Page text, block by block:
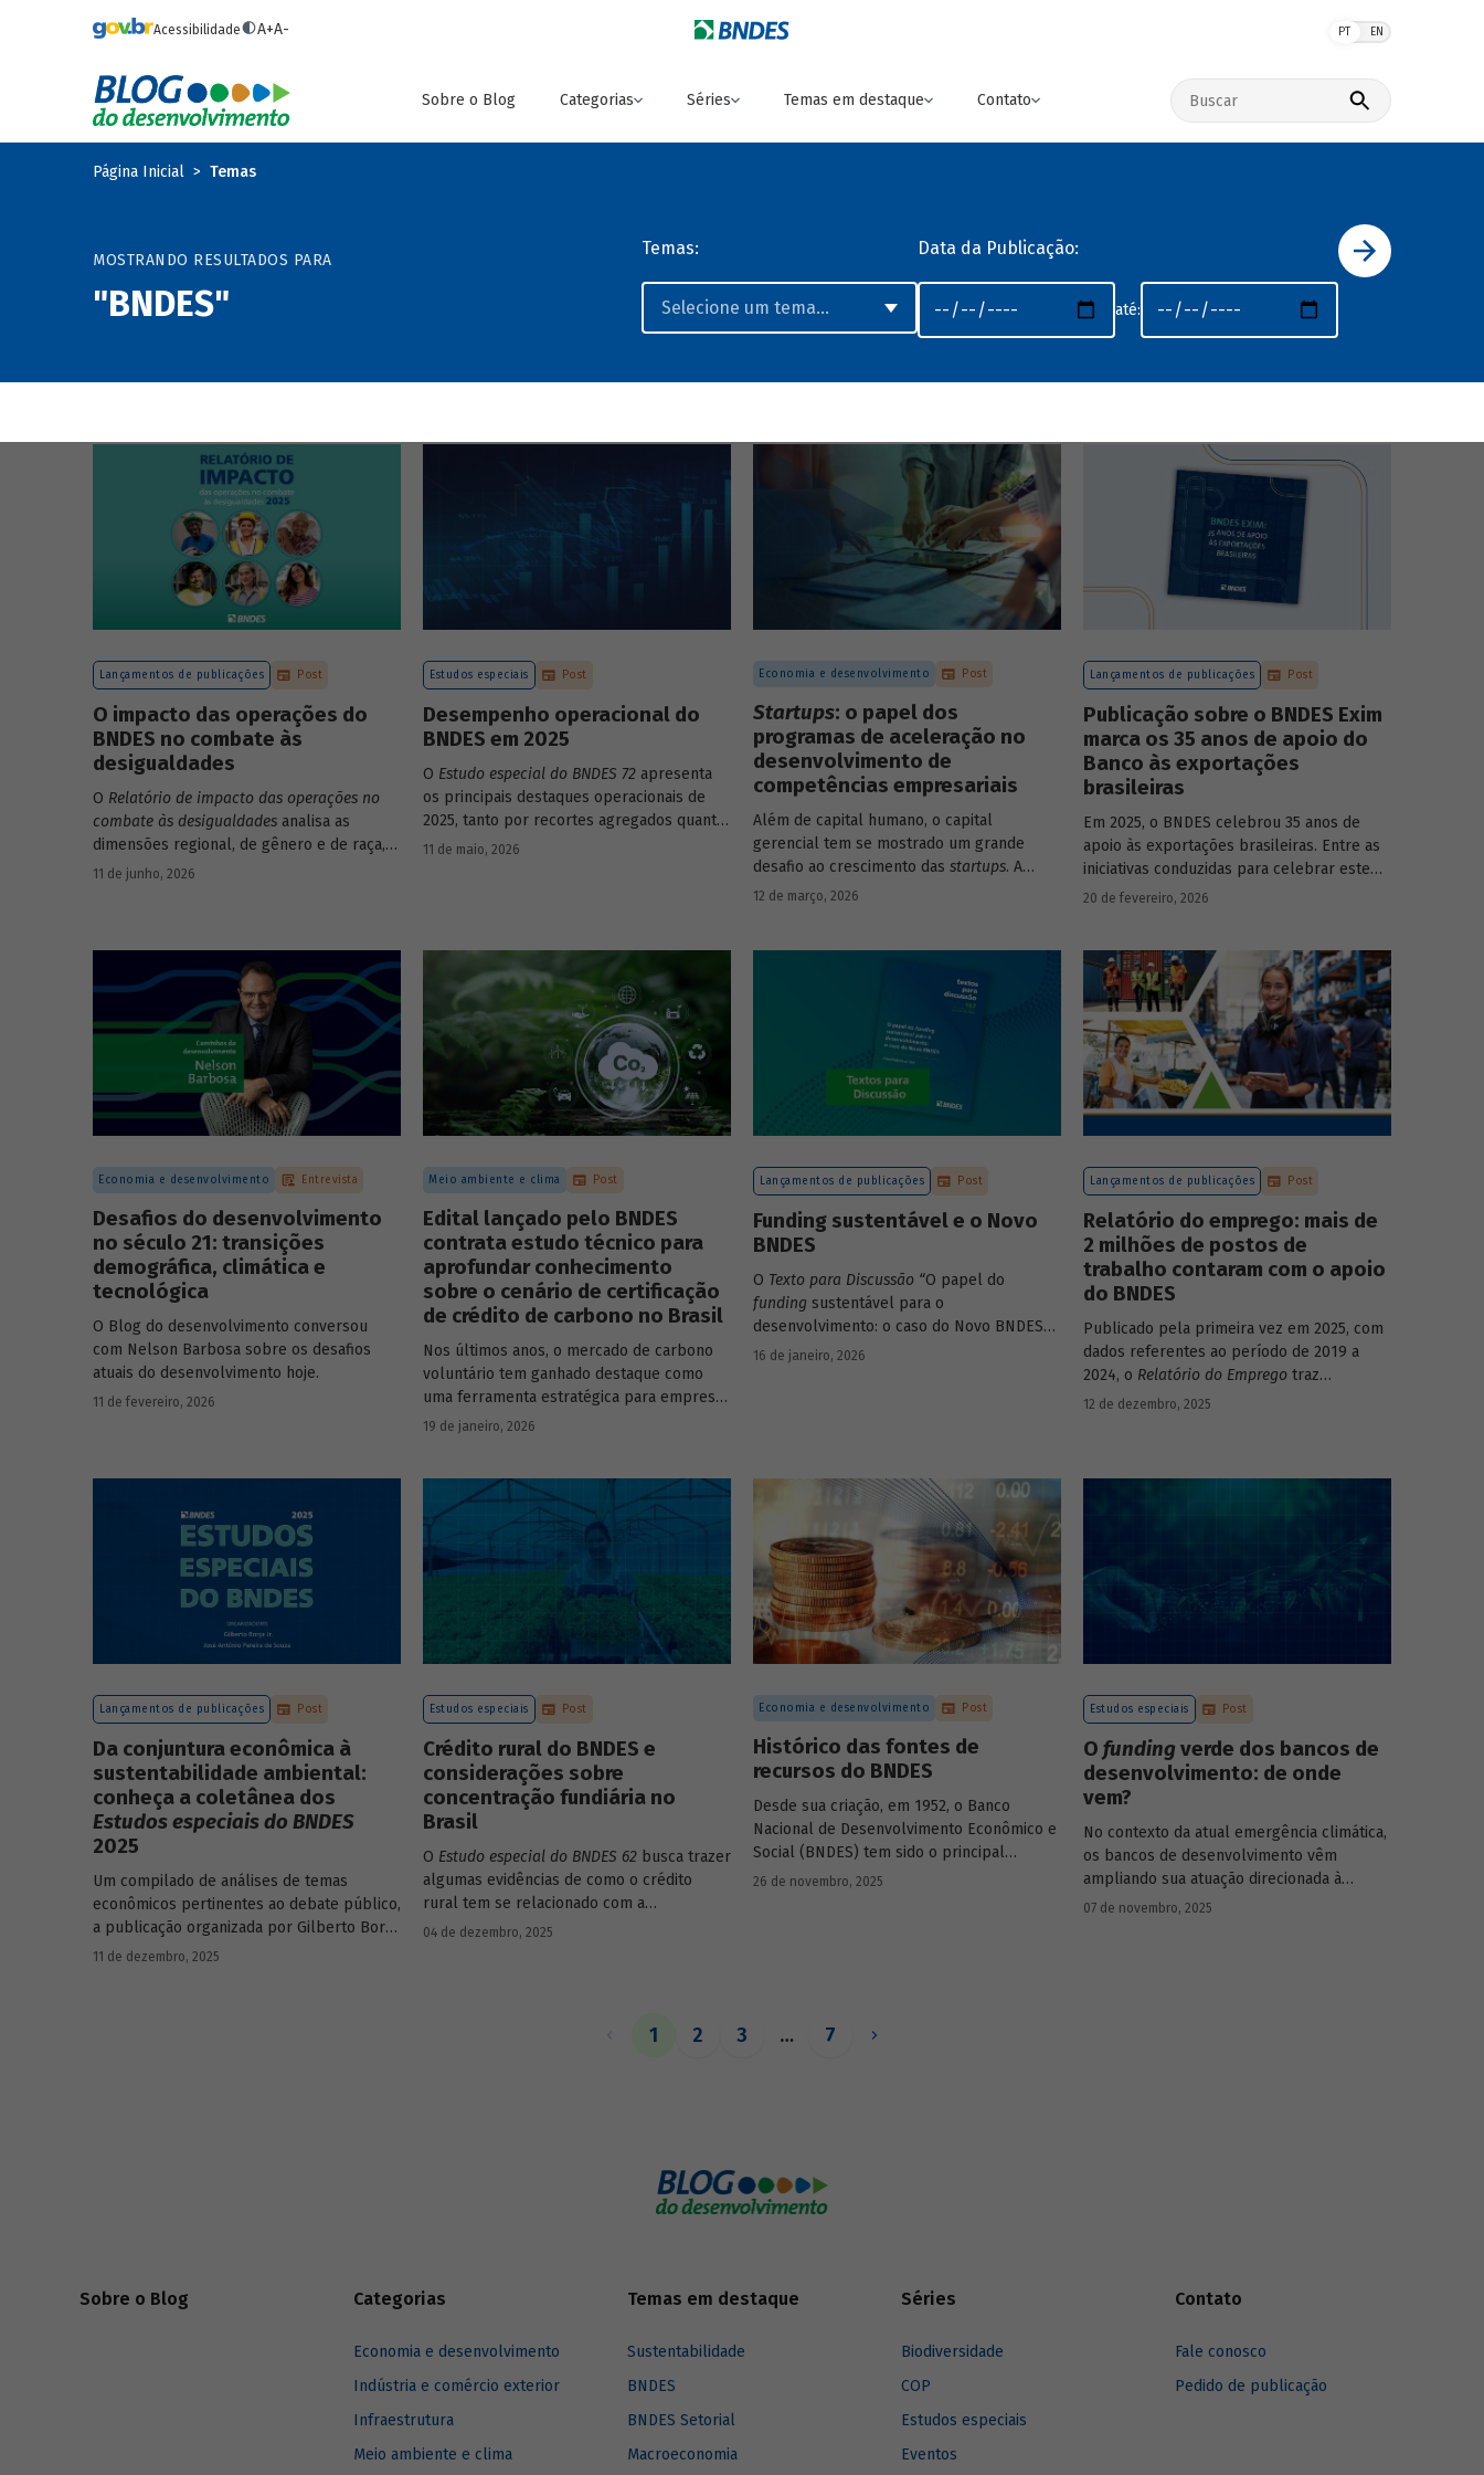
Acessibilidade A+A- PT EN
Sobre o Blog Categorias Séries Temas em destaque Contato
Buscar no site
Página Inicial Temas
MOSTRANDO RESULTADOS PARA
"BNDES"
Temas: Data da Publicação:
até:
Lançamentos de publicações Post
O impacto das operações do
BNDES no combate às
desigualdades
O Relatório de impacto das operações no
combate às desigualdades analisa as
dimensões regional, de gênero e de raça,
que contribuem para a elevada
11 de junho, 2026
Estudos especiais Post
Desempenho operacional do
BNDES em 2025
O Estudo especial do BNDES 72 apresenta
os principais destaques operacionais de
2025, tanto por recortes agregados quanto
em relação a atuações mais específicas do
11 de maio, 2026
Economia e desenvolvimento Post
Startups: o papel dos
programas de aceleração no
desenvolvimento de
competências empresariais
Além de capital humano, o capital
gerencial tem se mostrado um grande
desafio ao crescimento das startups. A
avaliação do BNDES Garagem demonstra
12 de março, 2026
Lançamentos de publicações Post
Publicação sobre o BNDES Exim
marca os 35 anos de apoio do
Banco às exportações
brasileiras
Em 2025, o BNDES celebrou 35 anos de
apoio às exportações brasileiras. Entre as
iniciativas conduzidas para celebrar este
marco, relevante tanto para a instituição
lançamento da publicação “BNDES Exim: 35
anos de apoio às exportações brasileiras”.
20 de fevereiro, 2026
Economia e desenvolvimento Entrevista
Desafios do desenvolvimento
no século 21: transições
demográfica, climática e
tecnológica
O Blog do desenvolvimento conversou
com Nelson Barbosa sobre os desafios
atuais do desenvolvimento hoje.
11 de fevereiro, 2026
Meio ambiente e clima Post
Edital lançado pelo BNDES
contrata estudo técnico para
aprofundar conhecimento
sobre o cenário de certificação
de crédito de carbono no Brasil
Nos últimos anos, o mercado de carbono
voluntário tem ganhado destaque como
uma ferramenta estratégica para empresas
que buscam reduzir sua pegada de
19 de janeiro, 2026
Lançamentos de publicações Post
Funding sustentável e o Novo
BNDES
O Texto para Discussão “O papel do
funding sustentável para o
desenvolvimento: o caso do Novo BNDES”
de autoria de João Emboava Vaz, analisa a
16 de janeiro, 2026
Lançamentos de publicações Post
Relatório do emprego: mais de
2 milhões de postos de
trabalho contaram com o apoio
do BNDES
Publicado pela primeira vez em 2025, com
dados referentes ao período de 2019 a
2024, o Relatório do Emprego traz
resultados relativos às contribuições da
12 de dezembro, 2025
Lançamentos de publicações Post
Da conjuntura econômica à
sustentabilidade ambiental:
conheça a coletânea dos
Estudos especiais do BNDES
2025
Um compilado de análises de temas
econômicos pertinentes ao debate público,
a publicação organizada por Gilberto Borça
e José Antônio Pereira de Souza,
11 de dezembro, 2025
Estudos especiais Post
Crédito rural do BNDES e
considerações sobre
concentração fundiária no
Brasil
O Estudo especial do BNDES 62 busca trazer
algumas evidências de como o crédito
rural tem se relacionado com a
concentração de terras no país e qual o
04 de dezembro, 2025
Economia e desenvolvimento Post
Histórico das fontes de
recursos do BNDES
Desde sua criação, em 1952, o Banco
Nacional de Desenvolvimento Econômico e
Social (BNDES) tem sido o principal
financiador do desenvolvimento brasileiro,
26 de novembro, 2025
Estudos especiais Post
O funding verde dos bancos de
desenvolvimento: de onde
vem?
No contexto da atual emergência climática,
os bancos de desenvolvimento vêm
ampliando sua atuação direcionada à
descarbonização e preservação ambiental
07 de novembro, 2025
1 2 3 … 7
Sobre o Blog Categorias
Economia e desenvolvimento
Indústria e comércio exterior
Infraestrutura
Meio ambiente e clima
Temas em destaque
Sustentabilidade
BNDES
BNDES Setorial
Macroeconomia
Séries
Biodiversidade
COP
Estudos especiais
Eventos
Contato
Fale conosco
Pedido de publicação